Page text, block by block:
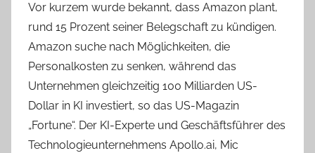
Vor kurzem wurde bekannt, dass Amazon plant,
rund 15 Prozent seiner Belegschaft zu kündigen.
Amazon suche nach Möglichkeiten, die
Personalkosten zu senken, während das
Unternehmen gleichzeitig 100 Milliarden US-
Dollar in KI investiert, so das US-Magazin
„Fortune“. Der KI-Experte und Geschäftsführer des
Technologieunternehmens Apollo.ai, Mic